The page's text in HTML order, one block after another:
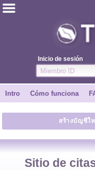
Inicio de sesión
ไทย
Testimonios
Dile a un amigo
Intro Cómo funciona
สร้างบัญชีใ
Sitio de